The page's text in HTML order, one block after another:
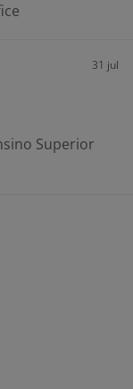
31 jul
Superior